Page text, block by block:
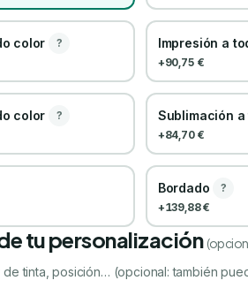
color
?
Impresión a
+90,75 €
color
?
Sublimación
+84,70 €
Bordado
?
+139,88 €
tu personalización
tinta, posición… (opcional: también